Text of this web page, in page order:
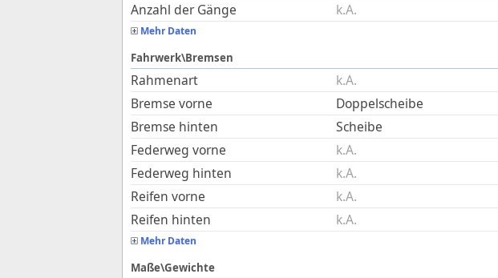
Anzahl der Gänge
k.A.
Mehr Daten
Fahrwerk\Bremsen
Rahmenart
k.A.
Bremse vorne
Doppelscheibe
Bremse hinten
Scheibe
Federweg vorne
k.A.
Federweg hinten
k.A.
Reifen vorne
k.A.
Reifen hinten
k.A.
Mehr Daten
Maße\Gewichte